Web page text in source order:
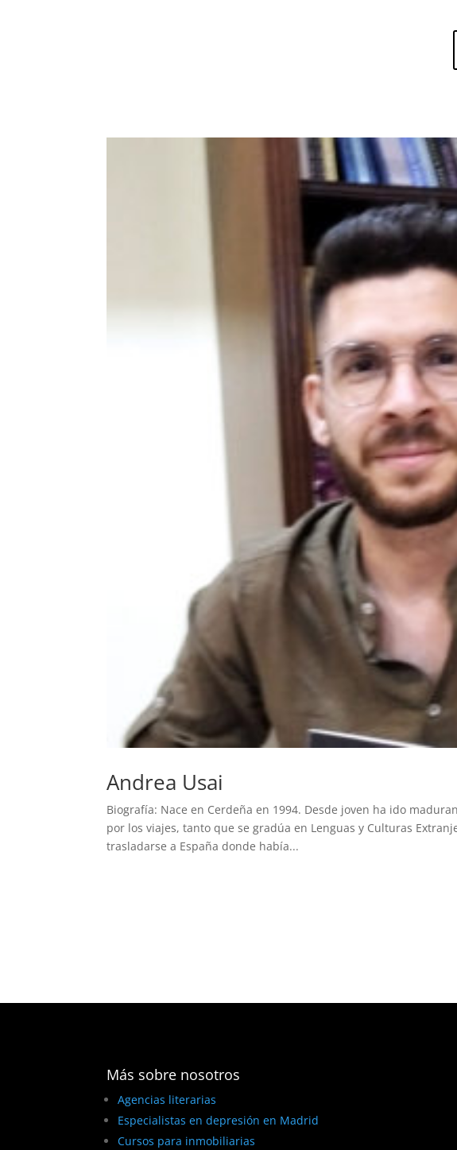
Andrea Usai
Biografía: Nace en Cerdeña en 1994. Desde joven ha ido
por los viajes, tanto que se gradúa en Lenguas y Culturas
trasladarse a España donde había...
Más sobre nosotros
Agencias literarias
Especialistas en depresión en Madrid
Cursos para inmobiliarias